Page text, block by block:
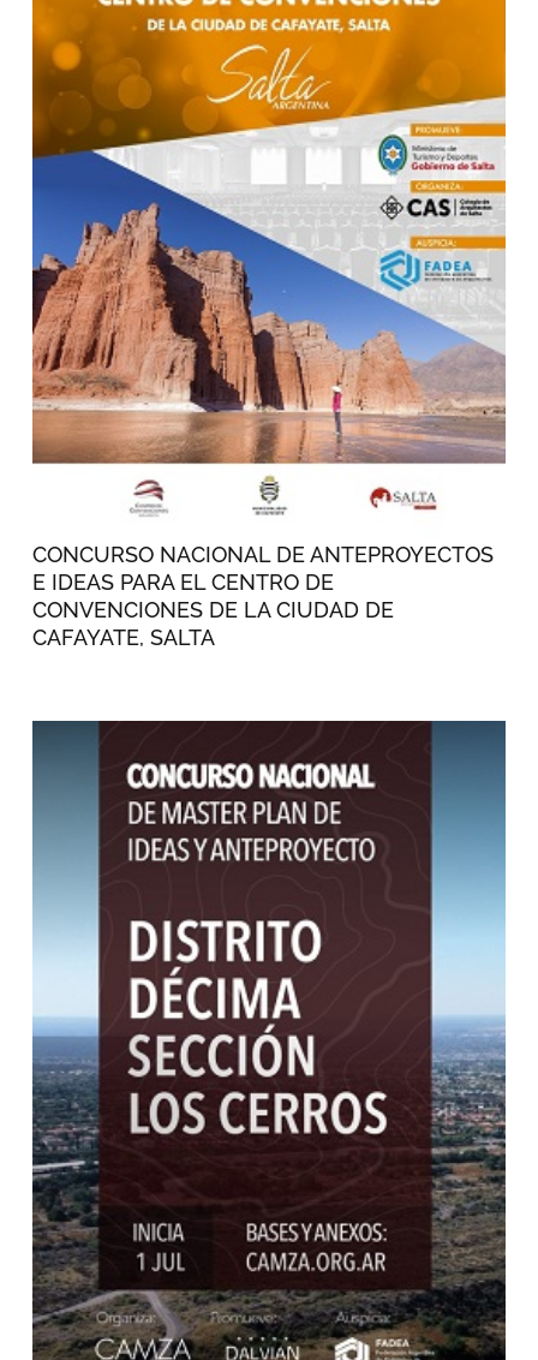
CONCURSO NACIONAL DE ANTEPROYECTOS
E IDEAS PARA EL CENTRO DE
CONVENCIONES DE LA CIUDAD DE
CAFAYATE, SALTA